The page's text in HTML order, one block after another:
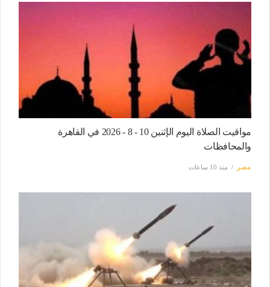
مواقيت الصلاة اليوم الإثنين 10 - 8 - 2026 في القاهرة
والمحافظات
مصر منذ 10 ساعات